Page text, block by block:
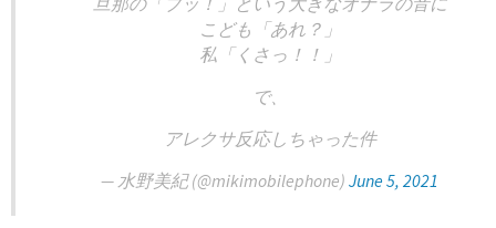
こども「あれ？」
私「くさっ！！」
で、
アレクサ反応しちゃった件
— 水野美紀 (@mikimobilephone) June 5, 2021